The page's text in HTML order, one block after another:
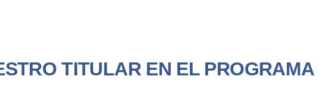
TITULAR EN EL PROGRAMA